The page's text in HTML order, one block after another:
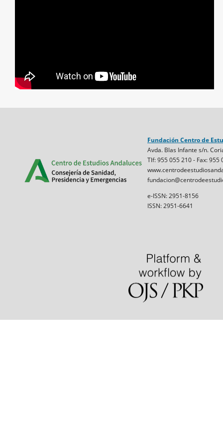
Fundación Centro de
Avda. Blas Infante s/n.
Tlf: 955 055 210 - Fax: 955
e-ISSN: 2951-8156
ISSN: 2951-6641